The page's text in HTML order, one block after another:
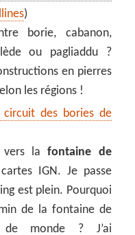
)
borie, cabanon,
ou pagliaddu ?
en pierres
les régions !
des bories de
vers lafontaine de
IGN. Je passe
est plein. Pourquoi
de la fontaine de
de monde ? J’ai